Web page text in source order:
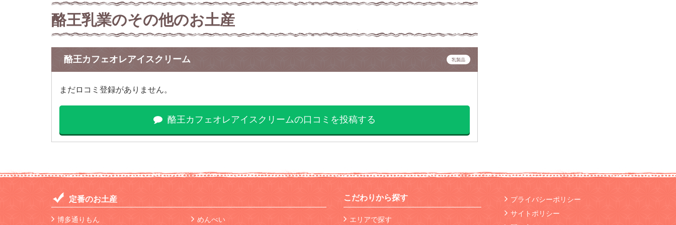
酪王乳業のその他のお土産
酪王カフェオレアイスクリーム 乳製品
まだロコミ登録がありません。
酪王カフェオレアイスクリームの口コミを投稿する
定番のお土産
博多通りもん めんべい
こだわりから探す
エリアで探す
プライバシーポリシー
サイトポリシー